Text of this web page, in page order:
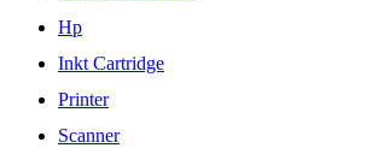
Hp
Inkt Cartridge
Printer
Scanner